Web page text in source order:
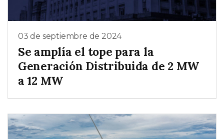
03 de septiembre de 2024
Se amplía el tope para la
Generación Distribuida de 2 MW
a 12 MW